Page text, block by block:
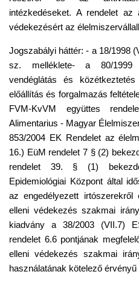
intézkedéseket. A rendelet
védekezésért az
Jogszabályi háttér: - a 18/1998
sz. melléklete- a 80/1999
vendéglátás és
előállítás és forgalmazás
FVM-KvVM együttes
Alimentarius - Magyar
853/2004 EK Rendelet az
16.) EüM rendelet 7 § (2)
rendelet 39. § (1)
Epidemiológiai Központ által
az engedélyezett
elleni védekezés szakmai
kiadvány a 38/2003 (VII.7)
rendelet 6.6 pontjának
elleni védekezés szakmai
használatának kötelező